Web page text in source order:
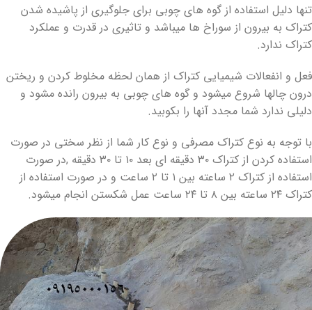
تنها دلیل استفاده از گوه های چوبی برای جلوگیری از پاشیده شدن
کتراک به بیرون از سوراخ ها میباشد و تاثیری در قدرت و عملکرد
کتراک ندارد.
فعل و انفعالات شیمیایی کتراک از همان لحظه مخلوط کردن و ریختن
درون چالها شروع میشود و گوه های چوبی به بیرون رانده مشود و
دلیلی ندارد شما مجدد آنها را بکوبید.
با توجه به نوع کتراک مصرفی و نوع کار شما از نظر سختی در صورت
استفاده کردن از کتراک ۳۰ دقیقه ای بعد ۱۰ تا ۳۰ دقیقه ,در صورت
استفاده از کتراک ۲ ساعته بین ۱ تا ۲ ساعت و در صورت استفاده از
کتراک ۲۴ ساعته بین ۸ تا ۲۴ ساعت عمل شکستن انجام میشود.